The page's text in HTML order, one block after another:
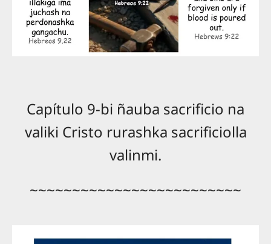
Capítulo 9-bi ñauba sacrificio na
valiki Cristo rurashka sacrificiolla
valinmi.
~~~~~~~~~~~~~~~~~~~~~~~~~